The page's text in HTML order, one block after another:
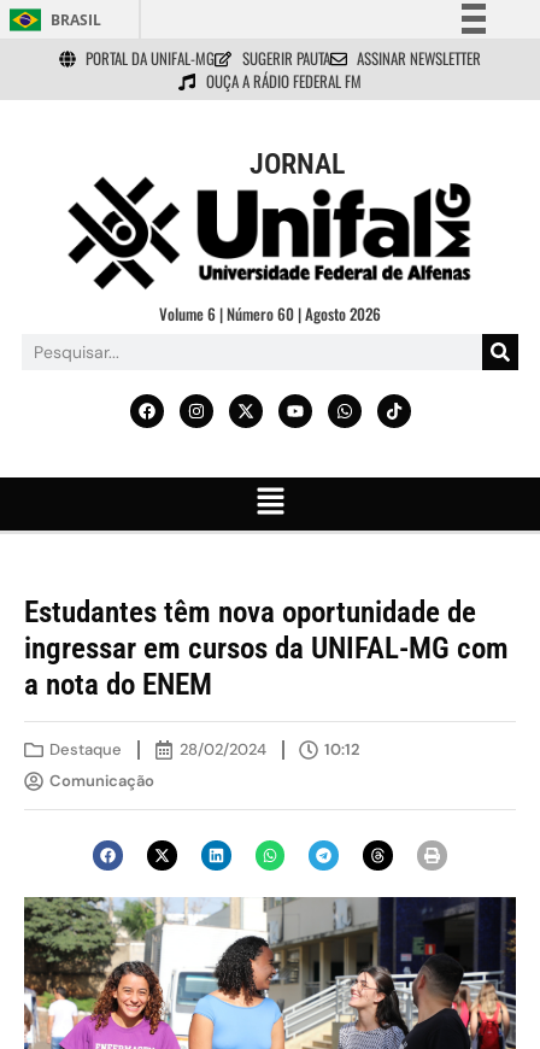
BRASIL
Simplifique!
Comunica BR
Acesso à informação
Legislação
Canais
PORTAL DA UNIFAL-MG SUGERIR PAUTA
ASSINAR NEWSLETTER
OUÇA A RÁDIO FEDERAL FM
JORNAL
Volume 6 | Número 60 | Agosto 2026
Estudantes têm nova oportunidade de
ingressar em cursos da UNIFAL-MG com
a nota do ENEM
Destaque 28/02/2024
10:12
Comunicação